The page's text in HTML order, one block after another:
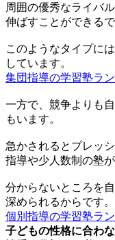
周囲の優秀なライバ
伸ばすことができるで
このようなタイプに
しています。
集団指導の学習塾ラ
一方で、競争よりも
もいます。
急かされるとプレッ
指導や少人数制の塾
分からないところを
深められるからです。
個別指導の学習塾ラ
子どもの性格に合わ